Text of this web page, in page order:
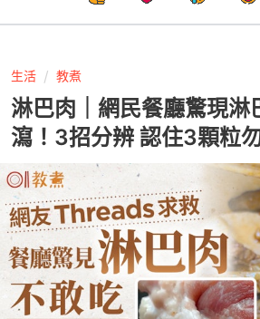
生活 教煮
淋巴肉｜網民餐廳驚現淋
瀉！3招分辨 認住3顆粒